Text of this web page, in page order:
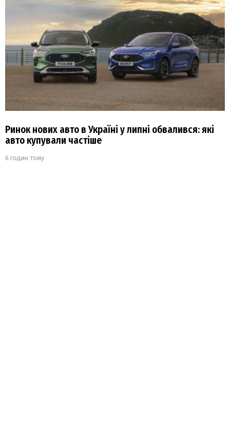
Ринок нових авто в Україні у липні обвалився: які
авто купували частіше
6 годин тому